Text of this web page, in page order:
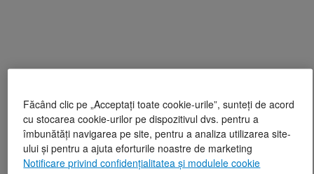
Făcând clic pe „Acceptați toate cookie-urile”, sunteți de acord
cu stocarea cookie-urilor pe dispozitivul dvs. pentru a
îmbunătăți navigarea pe site, pentru a analiza utilizarea site-
ului și pentru a ajuta eforturile noastre de marketing
Notificare privind confidențialitatea și modulele cookie